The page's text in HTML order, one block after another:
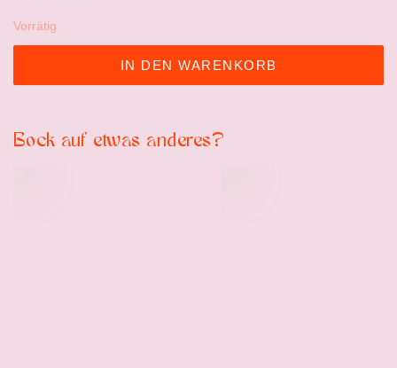
Vorrätig
IN DEN WARENKORB
Bock auf etwas anderes?